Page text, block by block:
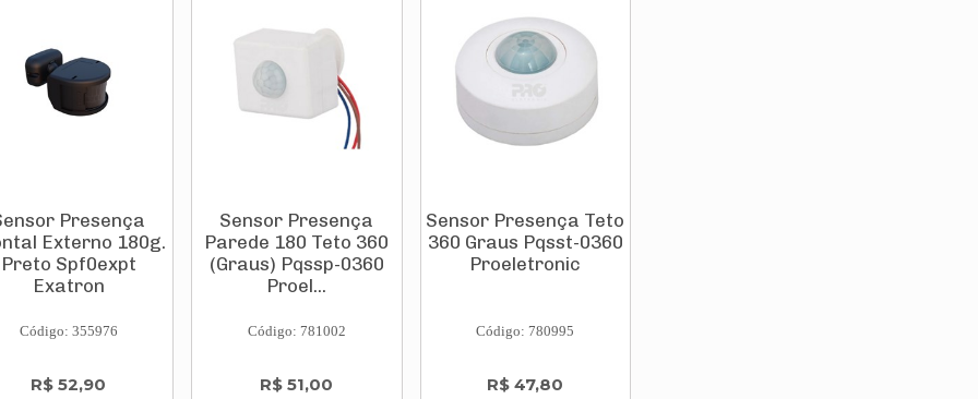
Presença
Externo 180g.
Preto Spf0expt
Exatron
Código: 355976
R$ 52,90
Sensor Presença
Parede 180 Teto 360
(Graus) Pqssp-0360
Proel...
Código: 781002
R$ 51,00
Sensor Presença Teto
360 Graus Pqsst-0360
Proeletronic
Código: 780995
R$ 47,80